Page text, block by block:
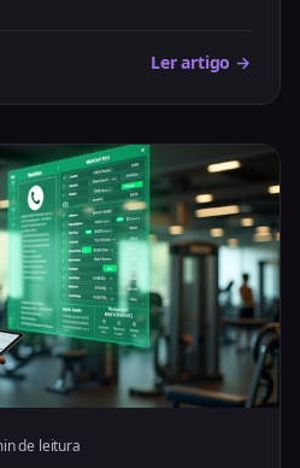
Ler artigo →
de leitura